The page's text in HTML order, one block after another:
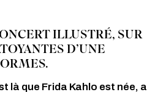
ILLUSTRÉ, SUR
D’UNE
là que Frida Kahlo est née, a